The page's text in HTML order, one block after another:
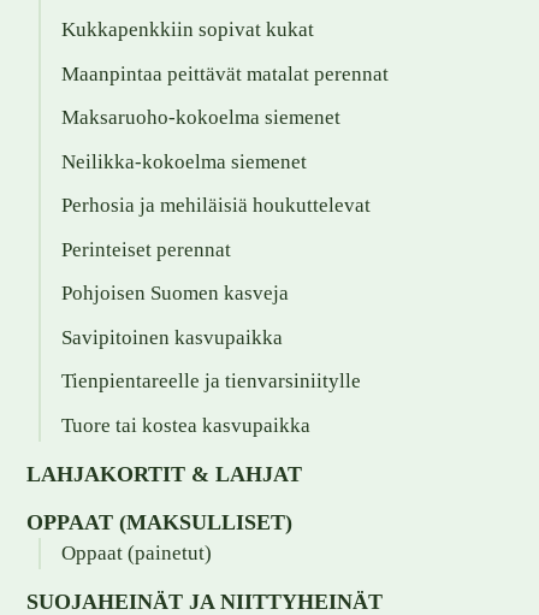
Kukkapenkkiin sopivat kukat
Maanpintaa peittävät matalat perennat
Maksaruoho-kokoelma siemenet
Neilikka-kokoelma siemenet
Perhosia ja mehiläisiä houkuttelevat
Perinteiset perennat
Pohjoisen Suomen kasveja
Savipitoinen kasvupaikka
Tienpientareelle ja tienvarsiniitylle
Tuore tai kostea kasvupaikka
LAHJAKORTIT & LAHJAT
OPPAAT (MAKSULLISET)
Oppaat (painetut)
SUOJAHEINÄT JA NIITTYHEINÄT